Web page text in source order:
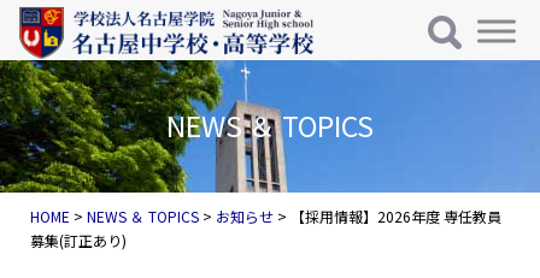
コンテンツへスキップ
メインナビゲーション
NEWS ＆ TOPICS
HOME >NEWS ＆ TOPICS > お知らせ >
【採用情報】2026年度 専任教員
募集(訂正あり)